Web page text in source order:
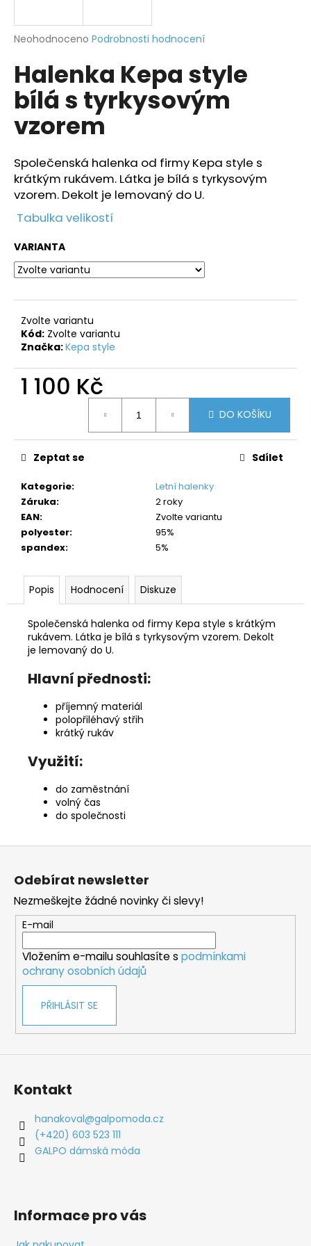
Průměrné
produktu
je
0,0
5
hvězdiček.
Neohodnoceno Podrobnosti hodnocení
Halenka Kepa style
bílá s tyrkysovým
vzorem
Společenská halenka od firmy Kepa style s
krátkým rukávem. Látka je bílá s tyrkysovým
vzorem. Dekolt je lemovaný do U.
Tabulka velikostí
VARIANTA
Zvolte variantu
Kód: Zvolte variantu
Značka:Kepa style
1 100 Kč
DO KOŠÍKU
Kategorie:
Letní halenky
Záruka:
2 roky
EAN:
Zvolte variantu
polyester:
95%
spandex: 5%
Zeptat se Sdílet
Popis Hodnocení Diskuze
Společenská halenka od firmy Kepa style s krátkým
rukávem. Látka je bílá s tyrkysovým vzorem. Dekolt
je lemovaný do U.
Hlavní přednosti:
příjemný materiál
polopřiléhavý střih
krátký rukáv
Využití:
do zaměstnání
volný čas
do společnosti
j
t
?
HLEDAT
D
p
o
r
u
č
u
m
Z
Odebírat newsletter
Nezmeškejte žádné novinky či slevy!
E-mail
Vložením e-mailu souhlasíte s podmínkami
ochrany osobních údajů
PŘIHLÁSIT SE
Kontakt
hanakoval@galpomoda.cz
(+420) 603 523 111
GALPO dámská móda
Informace pro vás